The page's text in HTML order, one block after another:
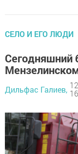
СЕЛО И ЕГО ЛЮДИ
Сегодняшний
Дильфас Галиев,